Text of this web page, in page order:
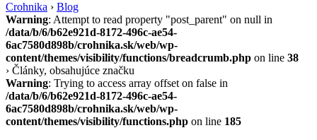
Crohnika › Blog
Warning: Attempt to read property "post_parent" on null in
/data/b/6/b62e921d-8172-496c-ae54-
6ac7580d898b/crohnika.sk/web/wp-
content/themes/visibility/functions/breadcrumb.php on line 38
› Články, obsahujúce značku
Warning: Trying to access array offset on false in
/data/b/6/b62e921d-8172-496c-ae54-
6ac7580d898b/crohnika.sk/web/wp-
content/themes/visibility/functions.php on line 185